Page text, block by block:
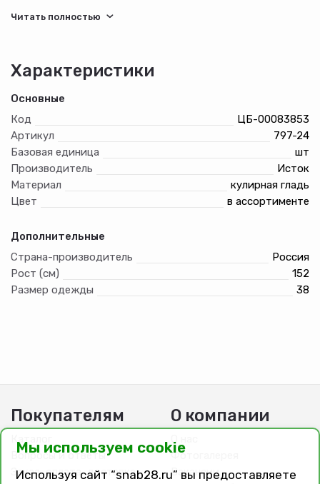
Характеристики
Основные
Код
ЦБ-00083853
Артикул
797-24
Базовая единица
шт
Производитель
Исток
Материал
кулирная гладь
Цвет
в ассортименте
Дополнительные
Страна-производитель
Россия
Рост (см)
152
Размер одежды
38
Покупателям
Каталог
Вопросы и ответы
Заказ, оплата, доставка
О компании
О нас
Фотогалерея
Вакансии
Мы используем cookie
Используя сайт “snab28.ru” вы предоставляете